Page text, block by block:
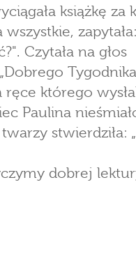
książkę za
wszystkie,
Czytała na głos
Tygodnika
ręce którego
Paulina
stwierdziła:
dobrej